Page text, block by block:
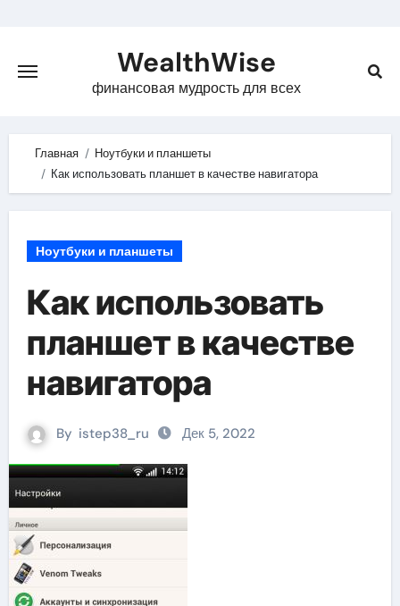
content
WealthWise
финансовая мудрость для всех
Главная
Ноутбуки и планшеты
Как использовать планшет в качестве навигатора
Ноутбуки и планшеты
Как использовать
планшет в качестве
навигатора
By istep38_ru Дек 5, 2022